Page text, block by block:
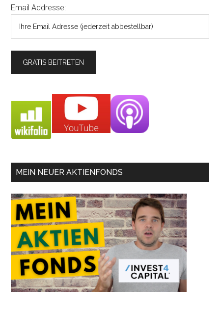
Email Addresse:
MEIN NEUER AKTIENFONDS